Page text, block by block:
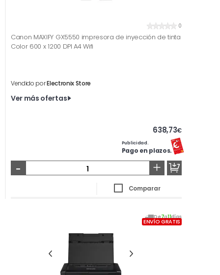
0
Canon MAXIFY GX5550 impresora de inyección de tinta
Color 600 x 1200 DPI A4 Wifi
Vendido porElectronix Store
Ver más ofertas
638,73€
Publicidad.
Pago en plazos.
- +
Comparar
De7a11días
ENVÍO GRATIS